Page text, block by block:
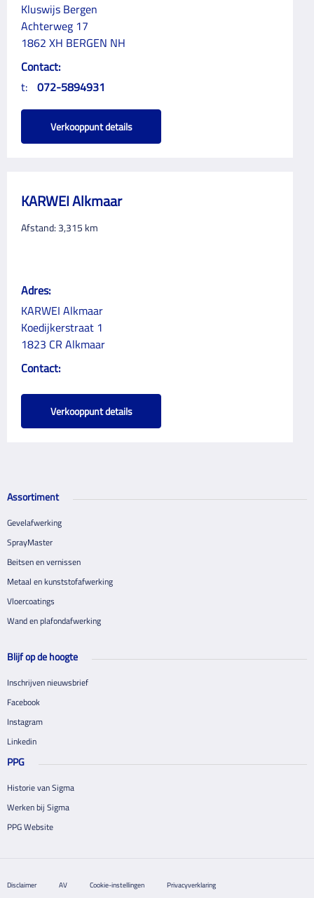
Kluswijs Bergen
Achterweg 17
1862 XH BERGEN NH
Contact:
t: 072-5894931
Verkooppunt details
KARWEI Alkmaar
Afstand: 3,315 km
Adres:
KARWEI Alkmaar
Koedijkerstraat 1
1823 CR Alkmaar
Contact:
Verkooppunt details
Assortiment
Gevelafwerking
SprayMaster
Beitsen en vernissen
Metaal en kunststofafwerking
Vloercoatings
Wand en plafondafwerking
Blijf op de hoogte
Inschrijven nieuwsbrief
Facebook
Instagram
Linkedin
PPG
Historie van Sigma
Werken bij Sigma
PPG Website
Disclaimer AV Cookie-instellingen Privacyverklaring